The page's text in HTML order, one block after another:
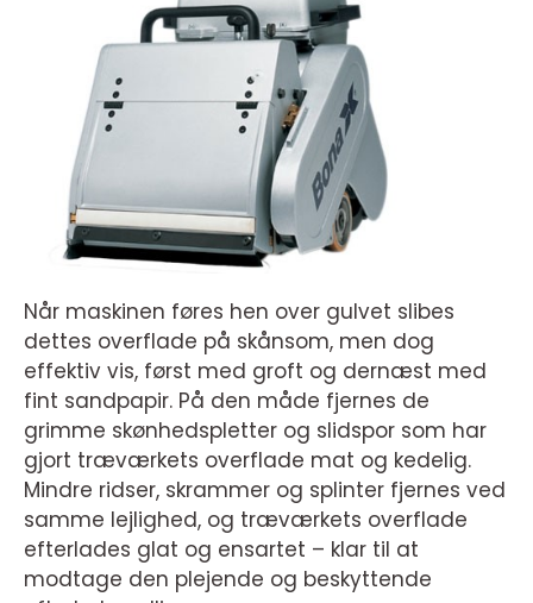
Når maskinen føres hen over gulvet slibes
dettes overflade på skånsom, men dog
effektiv vis, først med groft og dernæst med
fint sandpapir. På den måde fjernes de
grimme skønhedspletter og slidspor som har
gjort træværkets overflade mat og kedelig.
Mindre ridser, skrammer og splinter fjernes ved
samme lejlighed, og træværkets overflade
efterlades glat og ensartet – klar til at
modtage den plejende og beskyttende